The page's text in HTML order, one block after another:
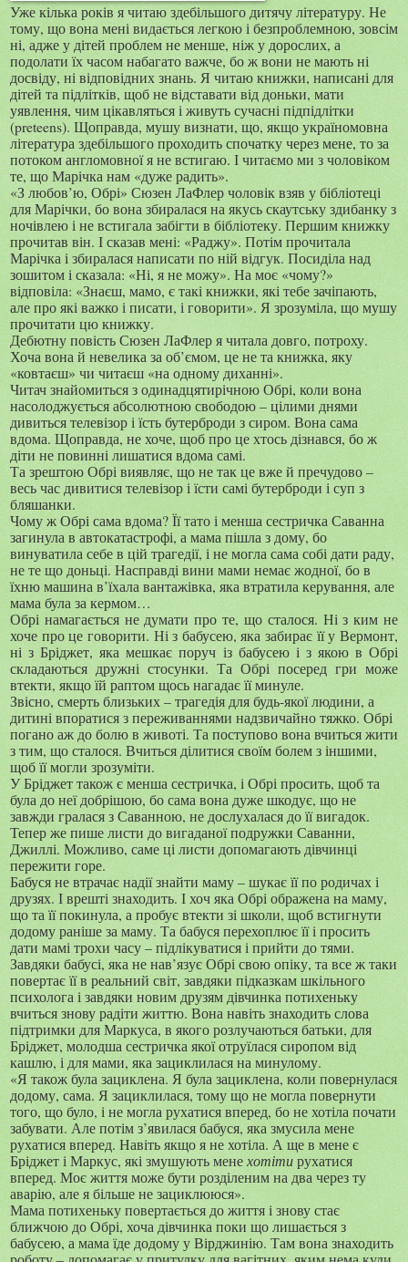
Уже кілька років я читаю здебільшого дитячу літературу. Не
тому, що вона мені видається легкою і безпроблемною, зовсім
ні, адже у дітей проблем не менше, ніж у дорослих, а
подолати їх часом набагато важче, бо ж вони не мають ні
досвіду, ні відповідних знань. Я читаю книжки, написані для
дітей та підлітків, щоб не відставати від доньки, мати
уявлення, чим цікавляться і живуть сучасні підпідлітки
(preteens). Щоправда, мушу визнати, що, якщо україномовна
література здебільшого проходить спочатку через мене, то за
потоком англомовної я не встигаю. І читаємо ми з чоловіком
те, що Марічка нам «дуже радить».
«З любов’ю, Обрі» Сюзен ЛаФлер чоловік взяв у бібліотеці
для Марічки, бо вона збиралася на якусь скаутську здибанку з
ночівлею і не встигала забігти в бібліотеку. Першим книжку
прочитав він. І сказав мені: «Раджу». Потім прочитала
Марічка і збиралася написати по ній відгук. Посиділа над
зошитом і сказала: «Ні, я не можу». На моє «чому?»
відповіла: «Знаєш, мамо, є такі книжки, які тебе зачіпають,
але про які важко і писати, і говорити». Я зрозуміла, що мушу
прочитати цю книжку.
Дебютну повість Сюзен ЛаФлер я читала довго, потроху.
Хоча вона й невелика за об’ємом, це не та книжка, яку
«ковтаєш» чи читаєш «на одному диханні».
Читач знайомиться з одинадцятирічною Обрі, коли вона
насолоджується абсолютною свободою – цілими днями
дивиться телевізор і їсть бутерброди з сиром. Вона сама
вдома. Щоправда, не хоче, щоб про це хтось дізнався, бо ж
діти не повинні лишатися вдома самі.
Та зрештою Обрі виявляє, що не так це вже й пречудово –
весь час дивитися телевізор і їсти самі бутерброди і суп з
бляшанки.
Чому ж Обрі сама вдома? Її тато і менша сестричка Саванна
загинула в автокатастрофі, а мама пішла з дому, бо
винуватила себе в цій трагедії, і не могла сама собі дати раду,
не те що доньці. Насправді вини мами немає жодної, бо в
їхню машина в’їхала вантажівка, яка втратила керування, але
мама була за кермом…
Обрі намагається не думати про те, що сталося. Ні з ким не
хоче про це говорити. Ні з бабусею, яка забирає її у Вермонт,
ні з Бріджет, яка мешкає поруч із бабусею і з якою в Обрі
складаються дружні стосунки. Та Обрі посеред гри може
втекти, якщо їй раптом щось нагадає її минуле.
Звісно, смерть близьких – трагедія для будь-якої людини, а
дитині впоратися з переживаннями надзвичайно тяжко. Обрі
погано аж до болю в животі. Та поступово вона вчиться жити
з тим, що сталося. Вчиться ділитися своїм болем з іншими,
щоб її могли зрозуміти.
У Бріджет також є менша сестричка, і Обрі просить, щоб та
була до неї добрішою, бо сама вона дуже шкодує, що не
завжди гралася з Саванною, не дослухалася до її вигадок.
Тепер же пише листи до вигаданої подружки Саванни,
Джиллі. Можливо, саме ці листи допомагають дівчинці
пережити горе.
Бабуся не втрачає надії знайти маму – шукає її по родичах і
друзях. І врешті знаходить. І хоч яка Обрі ображена на маму,
що та її покинула, а пробує втекти зі школи, щоб встигнути
додому раніше за маму. Та бабуся перехоплює її і просить
дати мамі трохи часу – підлікуватися і прийти до тями.
Завдяки бабусі, яка не нав’язує Обрі свою опіку, та все ж таки
повертає її в реальний світ, завдяки підказкам шкільного
психолога і завдяки новим друзям дівчинка потихеньку
вчиться знову радіти життю. Вона навіть знаходить слова
підтримки для Маркуса, в якого розлучаються батьки, для
Бріджет, молодша сестричка якої отруїлася сиропом від
кашлю, і для мами, яка зациклилася на минулому.
«Я також була зациклена. Я була зациклена, коли повернулася
додому, сама. Я зациклилася, тому що не могла повернути
того, що було, і не могла рухатися вперед, бо не хотіла почати
забувати. Але потім з’явилася бабуся, яка змусила мене
рухатися вперед. Навіть якщо я не хотіла. А ще в мене є
Бріджет і Маркус, які змушують менехотітирухатися
вперед. Моє життя може бути розділеним на два через ту
аварію, але я більше не зациклююся».
Мама потихеньку повертається до життя і знову стає
ближчою до Обрі, хоча дівчинка поки що лишається з
бабусею, а мама їде додому у Вірджинію. Там вона знаходить